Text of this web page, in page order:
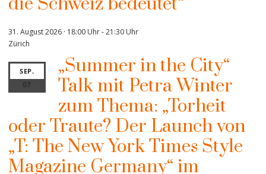
31. August 2026 · 18:00 Uhr-21:30 Uhr
Zürich
SEP.
07
„Summer in the City“
Talk mit Petra Winter
zum Thema: „Torheit
oder Traute? Der Launch von
„T: The New York Times Style
Magazine Germany“ im